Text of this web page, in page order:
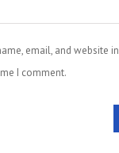
email, and website
I comment.